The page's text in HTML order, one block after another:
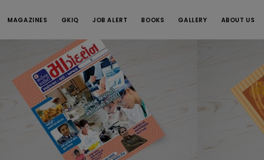
MAGAZINES GKIQ JOB ALERT BOOKS GALLERY ABOUT US